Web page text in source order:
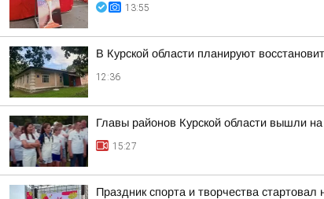
13:55
В Курской области планируют
12:36
Главы районов Курской области вышли на
15:27
Праздник спорта и творчества стартовал